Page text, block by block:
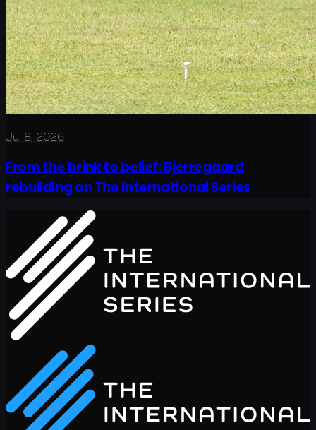
Jul 8, 2026
From the brink to belief: Bjerregaard
rebuilding on The International Series